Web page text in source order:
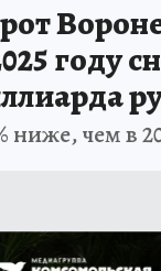
году
ниже, чем в